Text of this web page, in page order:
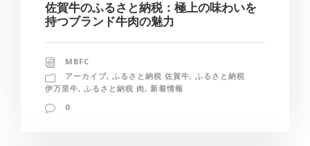
佐賀牛のふるさと納税：極上の味わいを
持つブランド牛肉の魅力
MBFC
アーカイブ, ふるさと納税 佐賀牛, ふるさと納税
伊万里牛, ふるさと納税 肉, 新着情報
0